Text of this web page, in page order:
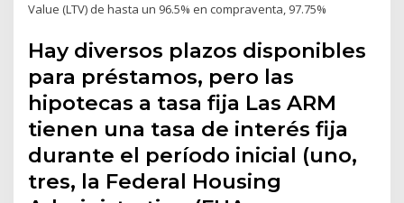
Value (LTV) de hasta un 96.5% en compraventa, 97.75%
Hay diversos plazos disponibles
para préstamos, pero las
hipotecas a tasa fija Las ARM
tienen una tasa de interés fija
durante el período inicial (uno,
tres, la Federal Housing